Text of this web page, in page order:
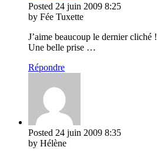
Posted 24 juin 2009 8:25
by Fée Tuxette
J’aime beaucoup le dernier cliché !
Une belle prise …
Répondre
Posted 24 juin 2009 8:35
by Hélène